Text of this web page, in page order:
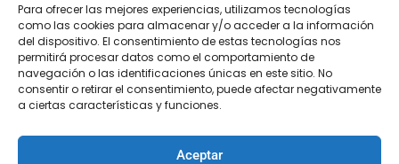
Para ofrecer las mejores experiencias, utilizamos tecnologías
como las cookies para almacenar y/o acceder a la información
del dispositivo. El consentimiento de estas tecnologías nos
permitirá procesar datos como el comportamiento de
navegación o las identificaciones únicas en este sitio. No
consentir o retirar el consentimiento, puede afectar negativamente
a ciertas características y funciones.
Aceptar
Ubícanos
Avd. de Mijas con calle Antequera 2. 29640 Fuengirola, Málaga